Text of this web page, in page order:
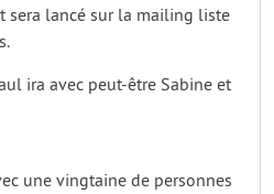
sera lancé sur la mailing liste
ira avec peut-être Sabine et
une vingtaine de personnes